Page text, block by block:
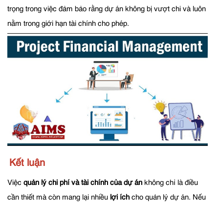
trọng trong việc đảm bảo rằng dự án không bị vượt chi và luôn
nằm trong giới hạn tài chính cho phép.
Kết luận
Việc quản lý chi phí và tài chính của dự án không chỉ là điều
cần thiết mà còn mang lại nhiều lợi ích cho quản lý dự án. Nếu